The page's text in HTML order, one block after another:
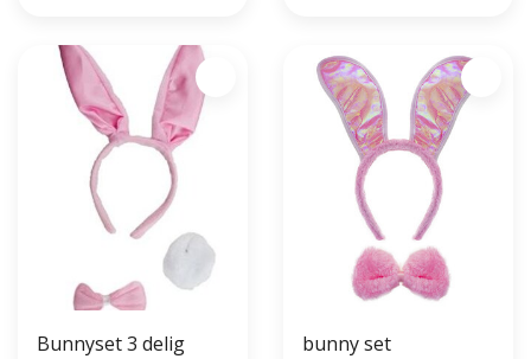
Bunnyset 3 delig bunny set